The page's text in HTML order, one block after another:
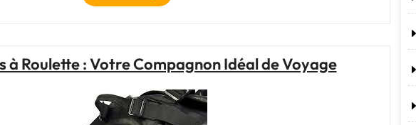
l’Incontournable
Sac
de
à
Roulette
à Roulette : Votre Compagnon Idéal de Voyage